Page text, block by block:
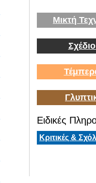
Μικτή
Ειδικές
Κριτικές &